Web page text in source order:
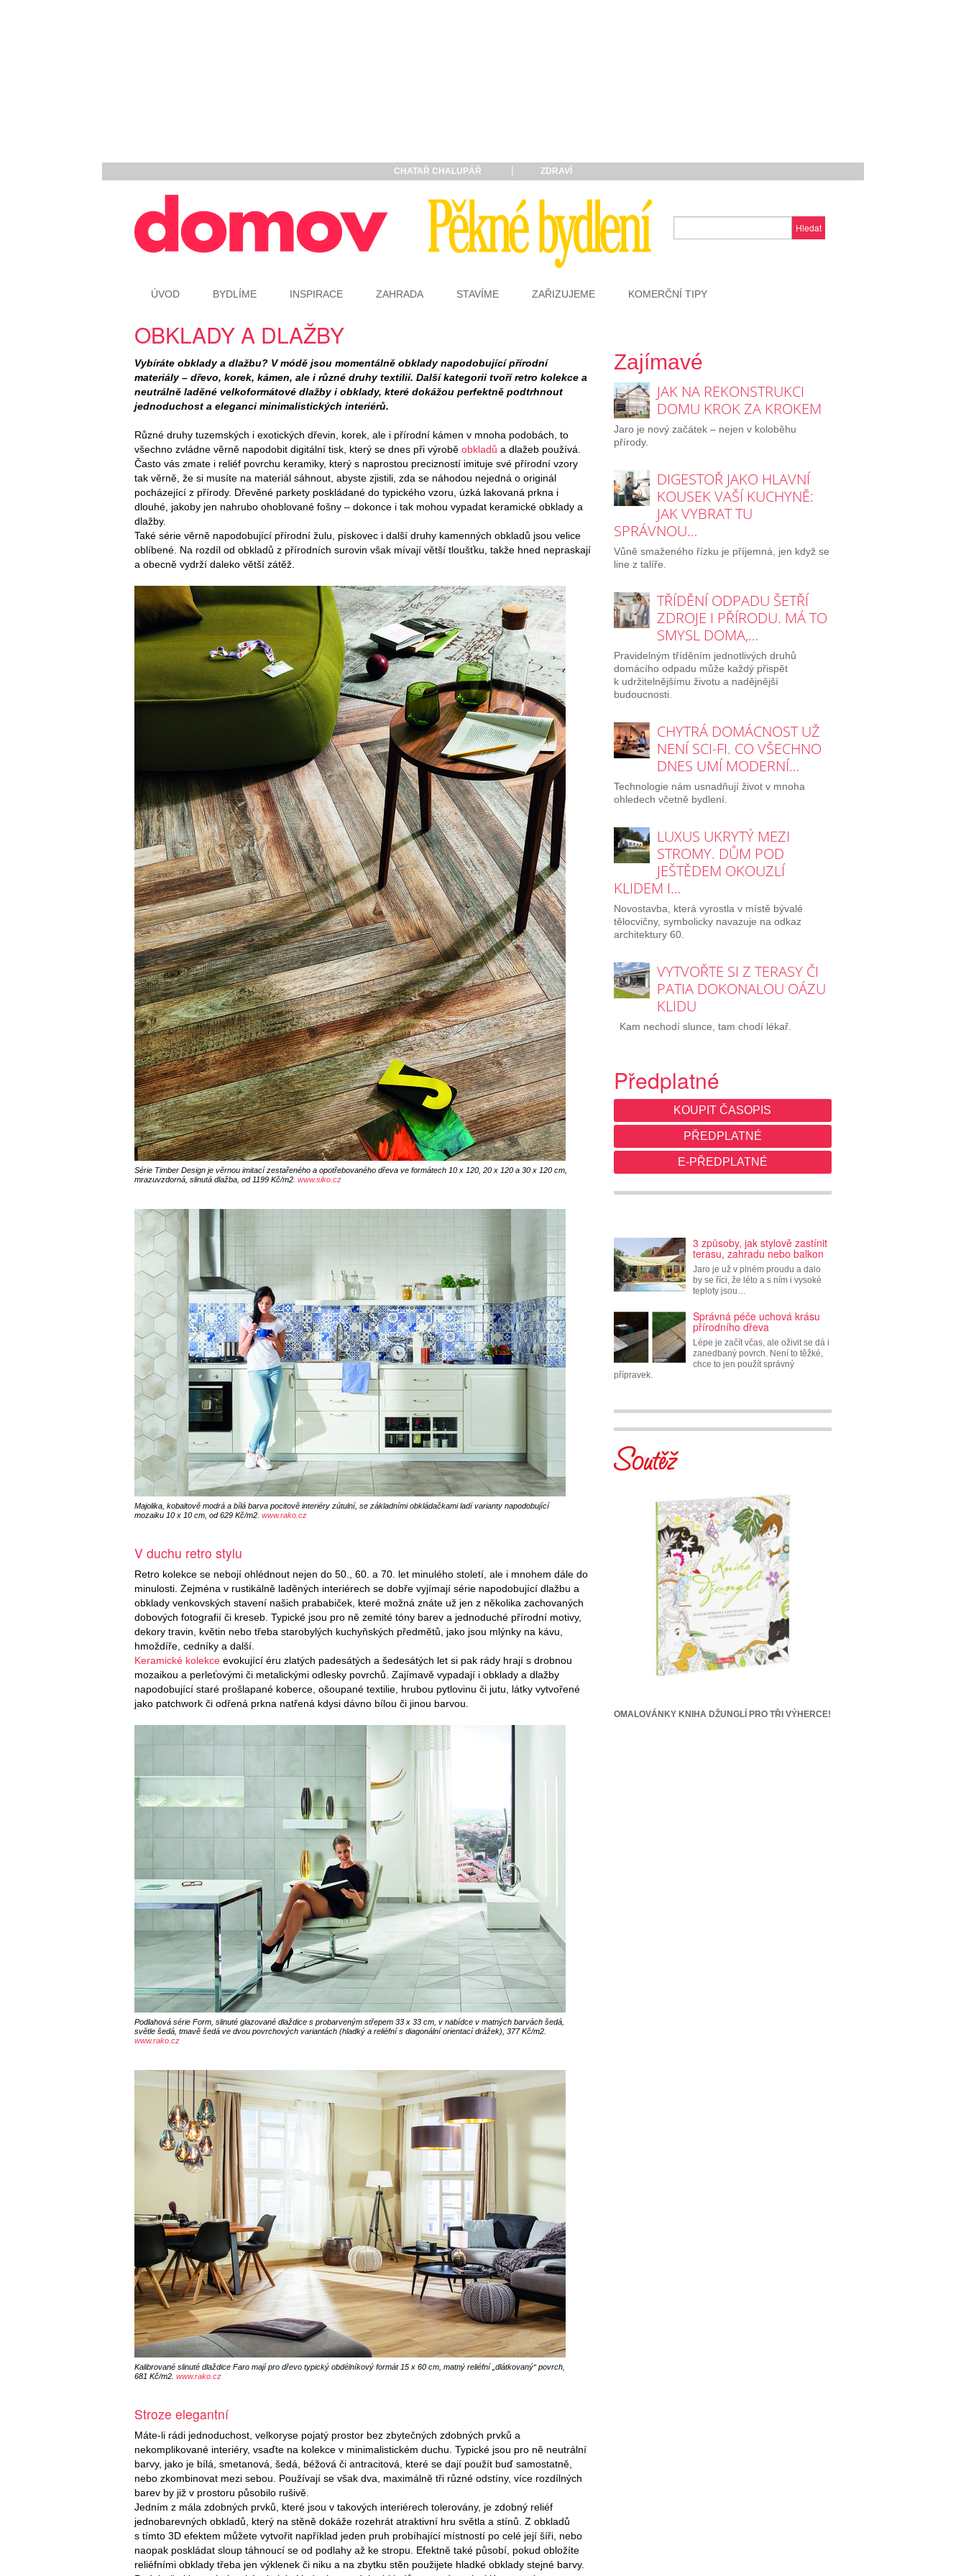
CHATAŘ CHALUPÁŘ ZDRAVÍ
Hledat
ÚVOD BYDLÍME INSPIRACE ZAHRADA STAVÍME ZAŘIZUJEME KOMERČNÍ TIPY
OBKLADY A DLAŽBY
Vybíráte obklady a dlažbu? V módě jsou momentálně obklady napodobující přírodní
materiály – dřevo, korek, kámen, ale i různé druhy textilií. Další kategorii tvoří retro kolekce a
neutrálně laděné velkoformátové dlažby i obklady, které dokážou perfektně podtrhnout
jednoduchost a eleganci minimalistických interiérů.
Různé druhy tuzemských i exotických dřevin, korek, ale i přírodní kámen v mnoha podobách, to
všechno zvládne věrně napodobit digitální tisk, který se dnes při výrobě obkladů a dlažeb používá.
Často vás zmate i reliéf povrchu keramiky, který s naprostou precizností imituje své přírodní vzory
tak věrně, že si musíte na materiál sáhnout, abyste zjistili, zda se náhodou nejedná o originál
pocházející z přírody. Dřevěné parkety poskládané do typického vzoru, úzká lakovaná prkna i
dlouhé, jakoby jen nahrubo ohoblované fošny – dokonce i tak mohou vypadat keramické obklady a
dlažby.
Také série věrně napodobující přírodní žulu, pískovec i další druhy kamenných obkladů jsou velice
oblíbené. Na rozdíl od obkladů z přírodních surovin však mívají větší tloušťku, takže hned nepraskají
a obecně vydrží daleko větší zátěž.
Série Timber Design je věrnou imitací zestařeného a opotřebovaného dřeva ve formátech 10 x 120, 20 x 120 a 30 x 120 cm,
mrazuvzdorná, slinutá dlažba, od 1199 Kč/m2. www.siko.cz
Majolika, kobaltově modrá a bílá barva pocitově interiéry zútulní, se základními obkládačkami ladí varianty napodobující
mozaiku 10 x 10 cm, od 629 Kč/m2. www.rako.cz
V duchu retro stylu
Retro kolekce se nebojí ohlédnout nejen do 50., 60. a 70. let minulého století, ale i mnohem dále do
minulosti. Zejména v rustikálně laděných interiérech se dobře vyjímají série napodobující dlažbu a
obklady venkovských stavení našich prababiček, které možná znáte už jen z několika zachovaných
dobových fotografií či kreseb. Typické jsou pro ně zemité tóny barev a jednoduché přírodní motivy,
dekory travin, květin nebo třeba starobylých kuchyňských předmětů, jako jsou mlýnky na kávu,
hmoždíře, cedníky a další.
Keramické kolekce evokující éru zlatých padesátých a šedesátých let si pak rády hrají s drobnou
mozaikou a perleťovými či metalickými odlesky povrchů. Zajímavě vypadají i obklady a dlažby
napodobující staré prošlapané koberce, ošoupané textilie, hrubou pytlovinu či jutu, látky vytvořené
jako patchwork či odřená prkna natřená kdysi dávno bílou či jinou barvou.
Podlahová série Form, slinuté glazované dlaždice s probarveným střepem 33 x 33 cm, v nabídce v matných barvách šedá,
světle šedá, tmavě šedá ve dvou povrchových variantách (hladký a reliéfní s diagonální orientací drážek), 377 Kč/m2.
www.rako.cz
Kalibrované slinuté dlaždice Faro mají pro dřevo typický obdélníkový formát 15 x 60 cm, matný reliéfní „dlátkovaný“ povrch,
681 Kč/m2. www.rako.cz
Stroze elegantní
Máte-li rádi jednoduchost, velkoryse pojatý prostor bez zbytečných zdobných prvků a
nekomplikované interiéry, vsaďte na kolekce v minimalistickém duchu. Typické jsou pro ně neutrální
barvy, jako je bílá, smetanová, šedá, béžová či antracitová, které se dají použít buď samostatně,
nebo zkombinovat mezi sebou. Používají se však dva, maximálně tři různé odstíny, více rozdílných
barev by již v prostoru působilo rušivě.
Jedním z mála zdobných prvků, které jsou v takových interiérech tolerovány, je zdobný reliéf
jednobarevných obkladů, který na stěně dokáže rozehrát atraktivní hru světla a stínů. Z obkladů
s tímto 3D efektem můžete vytvořit například jeden pruh probíhající místností po celé její šíři, nebo
naopak poskládat sloup táhnoucí se od podlahy až ke stropu. Efektně také působí, pokud obložíte
reliéfními obklady třeba jen výklenek či niku a na zbytku stěn použijete hladké obklady stejné barvy.
Zajímavé
JAK NA REKONSTRUKCI
DOMU KROK ZA KROKEM
Jaro je nový začátek – nejen v koloběhu
přírody.
DIGESTOŘ JAKO HLAVNÍ
KOUSEK VAŠÍ KUCHYNĚ:
JAK VYBRAT TU
SPRÁVNOU…
Vůně smaženého řízku je příjemná, jen když se
line z talíře.
TŘÍDĚNÍ ODPADU ŠETŘÍ
ZDROJE I PŘÍRODU. MÁ TO
SMYSL DOMA,…
Pravidelným tříděním jednotlivých druhů
domácího odpadu může každý přispět
k udržitelnějšímu životu a nadějnější
budoucnosti.
CHYTRÁ DOMÁCNOST UŽ
NENÍ SCI-FI. CO VŠECHNO
DNES UMÍ MODERNÍ…
Technologie nám usnadňují život v mnoha
ohledech včetně bydlení.
LUXUS UKRYTÝ MEZI
STROMY. DŮM POD
JEŠTĚDEM OKOUZLÍ
KLIDEM I…
Novostavba, která vyrostla v místě bývalé
tělocvičny, symbolicky navazuje na odkaz
architektury 60.
VYTVOŘTE SI Z TERASY ČI
PATIA DOKONALOU OÁZU
KLIDU
Kam nechodí slunce, tam chodí lékař.
Předplatné
KOUPIT ČASOPIS
PŘEDPLATNÉ
E-PŘEDPLATNÉ
3 způsoby, jak stylově zastínit
terasu, zahradu nebo balkon
Jaro je už v plném proudu a dalo
by se říci, že léto a s ním i vysoké
teploty jsou…
Správná péče uchová krásu
přírodního dřeva
Lépe je začít včas, ale oživit se dá i
zanedbaný povrch. Není to těžké,
chce to jen použít správný
přípravek.
OMALOVÁNKY KNIHA DŽUNGLÍ PRO TŘI VÝHERCE!